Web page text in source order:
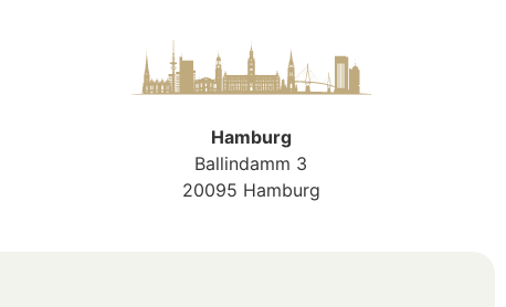
Hamburg
Ballindamm 3
20095 Hamburg